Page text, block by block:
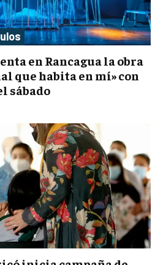
en Rancagua la obra
que habita en mí» con
sábado